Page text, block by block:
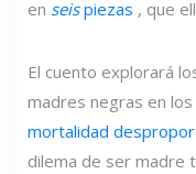
en seispiezas , que
El cuento explorará
madres negras en los
mortalidad
dilema de ser madre